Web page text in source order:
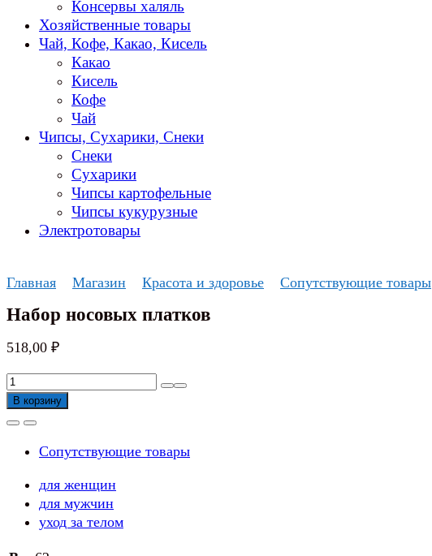
Консервы халяль
Хозяйственные товары
Чай, Кофе, Какао, Кисель
Какао
Кисель
Кофе
Чай
Чипсы, Сухарики, Снеки
Снеки
Сухарики
Чипсы картофельные
Чипсы кукурузные
Электротовары
Главная Магазин Красота и здоровье Сопутствующие товары
Набор носовых платков
518,00 ₽
Количество
товара
Набор
платков
В корзину
Сопутствующие товары
для женщин
для мужчин
уход за телом